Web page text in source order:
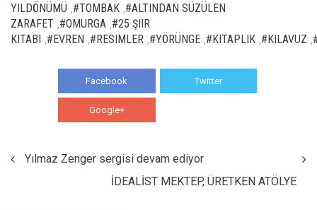
YILDÖNÜMÜ #TOMBAK #ALTINDAN SÜZÜLEN
ZARAFET #OMURGA #25 ŞIIR
KITABI #EVREN #RESIMLER #YÖRÜNGE #KITAPLIK #KILAVUZ
Facebook Twitter
Google+
Yılmaz Zenger sergisi devam ediyor
İDEALİST MEKTEP, ÜRETKEN ATÖLYE